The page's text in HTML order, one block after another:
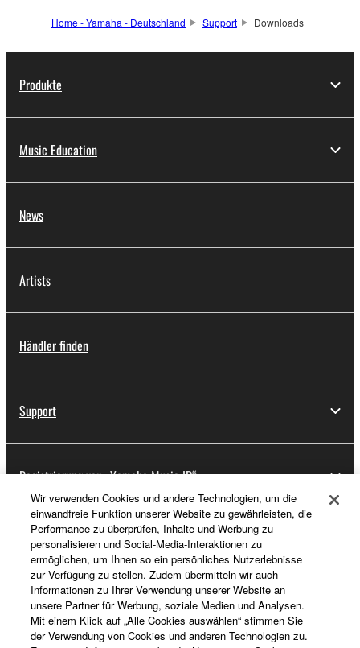
Home - Yamaha - Deutschland Support Downloads
Produkte
Music Education
News
Artists
Händler finden
Support
Registrierung von „Yamaha Music ID“
Über Yamaha
Deutschland - German
Business
Wir verwenden Cookies und andere Technologien, um die
einwandfreie Funktion unserer Website zu gewährleisten, die
Performance zu überprüfen, Inhalte und Werbung zu
personalisieren und Social-Media-Interaktionen zu
ermöglichen, um Ihnen so ein persönliches Nutzerlebnisse
zur Verfügung zu stellen. Zudem übermitteln wir auch
Informationen zu Ihrer Verwendung unserer Website an
unsere Partner für Werbung, soziale Medien und Analysen.
Mit einem Klick auf „Alle Cookies auswählen“ stimmen Sie
der Verwendung von Cookies und anderen Technologien zu.